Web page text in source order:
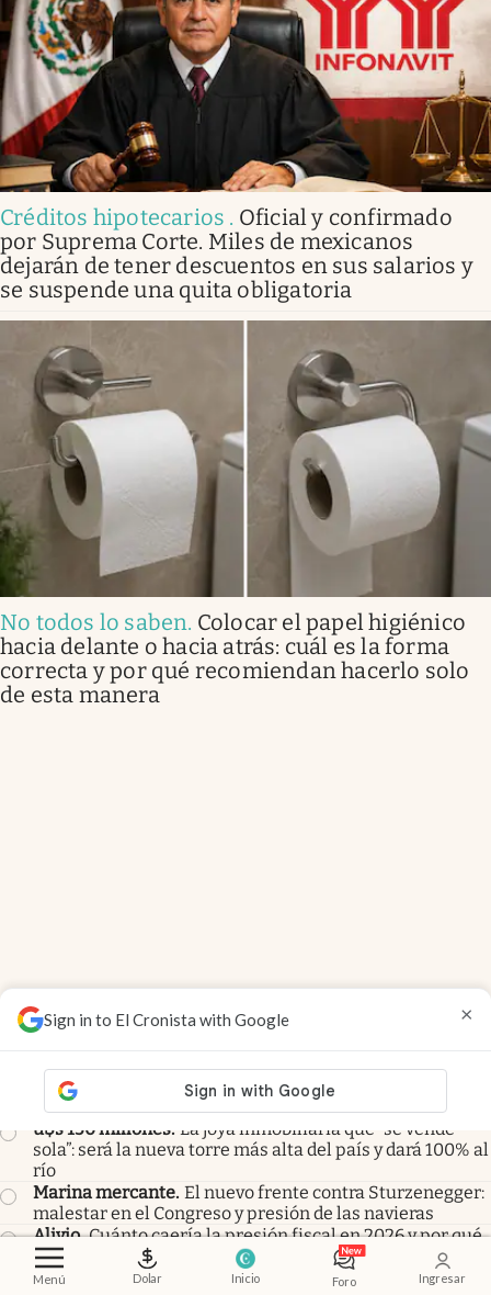
Menú Dolar Inicio Foro Ingresar
Sign in to El Cronista with Google ×
Créditos hipotecarios . Oficial y confirmado
por Suprema Corte. Miles de mexicanos
dejarán de tener descuentos en sus salarios y
se suspende una quita obligatoria
No todos lo saben. Colocar el papel higiénico
hacia delante o hacia atrás: cuál es la forma
correcta y por qué recomiendan hacerlo solo
de esta manera
Members
Universidades
El Gobierno cargó contra el paro docente
y se prepara para una audiencia clave
u$s 150 millones. La joya inmobiliaria que “se vende
sola”: será la nueva torre más alta del país y dará 100% al
río
Marina mercante. El nuevo frente contra Sturzenegger:
malestar en el Congreso y presión de las navieras
Alivio. Cuánto caería la presión fiscal en 2026 y por qué
se complica hoy bajar más impuestos
Financial Times
El petróleo baja, pero la nafta y el